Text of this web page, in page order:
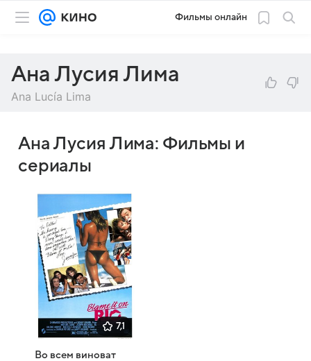
Фильмы онлайн
Ана Лусия Лима
Ana Lucía Lima
Ана Лусия Лима: Фильмы и
сериалы
7,1
Во всем виноват